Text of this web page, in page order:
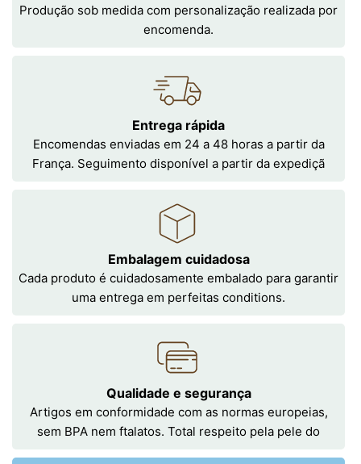
Produção sob medida com personalização realizada por
encomenda.
Entrega rápida
Encomendas enviadas em 24 a 48 horas a partir da
França. Seguimento disponível a partir da expediçã
Embalagem cuidadosa
Cada produto é cuidadosamente embalado para garantir
uma entrega em perfeitas conditions.
Qualidade e segurança
Artigos em conformidade com as normas europeias,
sem BPA nem ftalatos. Total respeito pela pele do